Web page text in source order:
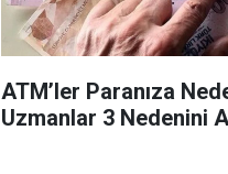
ATM’ler Paranıza
Uzmanlar 3 Nedenini